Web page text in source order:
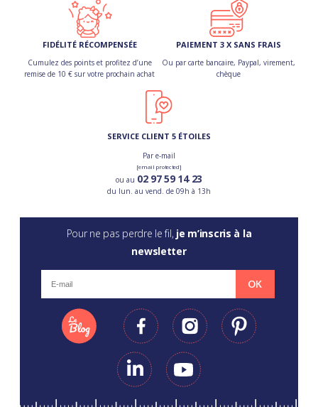
FIDÉLITÉ RÉCOMPENSÉE
Cumulez des points et profitez d’une
remise de 10 € sur votre prochain achat
PAIEMENT 3 X SANS FRAIS
Ou par carte bancaire, Paypal, virement,
chèque
SERVICE CLIENT 5 ÉTOILES
Par e-mail
[email protected]
ou au 02 97 59 14 23
du lun. au vend. de 09h à 13h
Pour ne pas perdre le fil, je m’inscris à la
newsletter
OK